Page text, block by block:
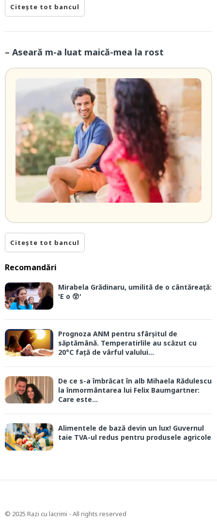
Citește tot bancul
– Aseară m-a luat maică-mea la rost
Citește tot bancul
Recomandări
Mirabela Grădinaru, umilită de o cântăreață:
'E o 😲'
Prognoza ANM pentru sfârșitul de
săptămână. Temperatirlile au scăzut cu
20°C față de vârful valului...
De ce s-a îmbrăcat în alb Mihaela Rădulescu
la înmormântarea lui Felix Baumgartner:
Care este...
Alimentele de bază devin un lux! Guvernul
taie TVA-ul redus pentru produsele agricole
© 2025 Razi cu lacrimi - All rights reserved